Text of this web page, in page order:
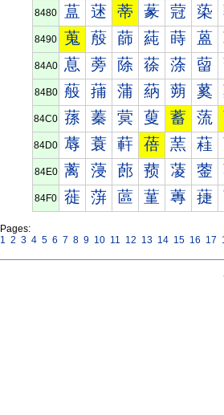
8480 蒀 蒁 蒂 蒃 蒄 蒅
8490 蒐 蒑 蒒 蒓 蒔 蒕
84A0 蒠 蒡 蒢 蒣 蒤 蒥
84B0 蒰 蒱 蒲 蒳 蒴 蒵
84C0 蓀 蓁 蓂 蓃 蓄 蓅
84D0 蓐 蓑 蓒 蓓 蓔 蓕
84E0 蓠 蓡 蓢 蓣 蓤 蓥
84F0 蓰 蓱 蓲 蓳 蓴 蓵
Pages:
1 2 3 4 5 6 7 8 9 10 11 12 13 14 15 16 17